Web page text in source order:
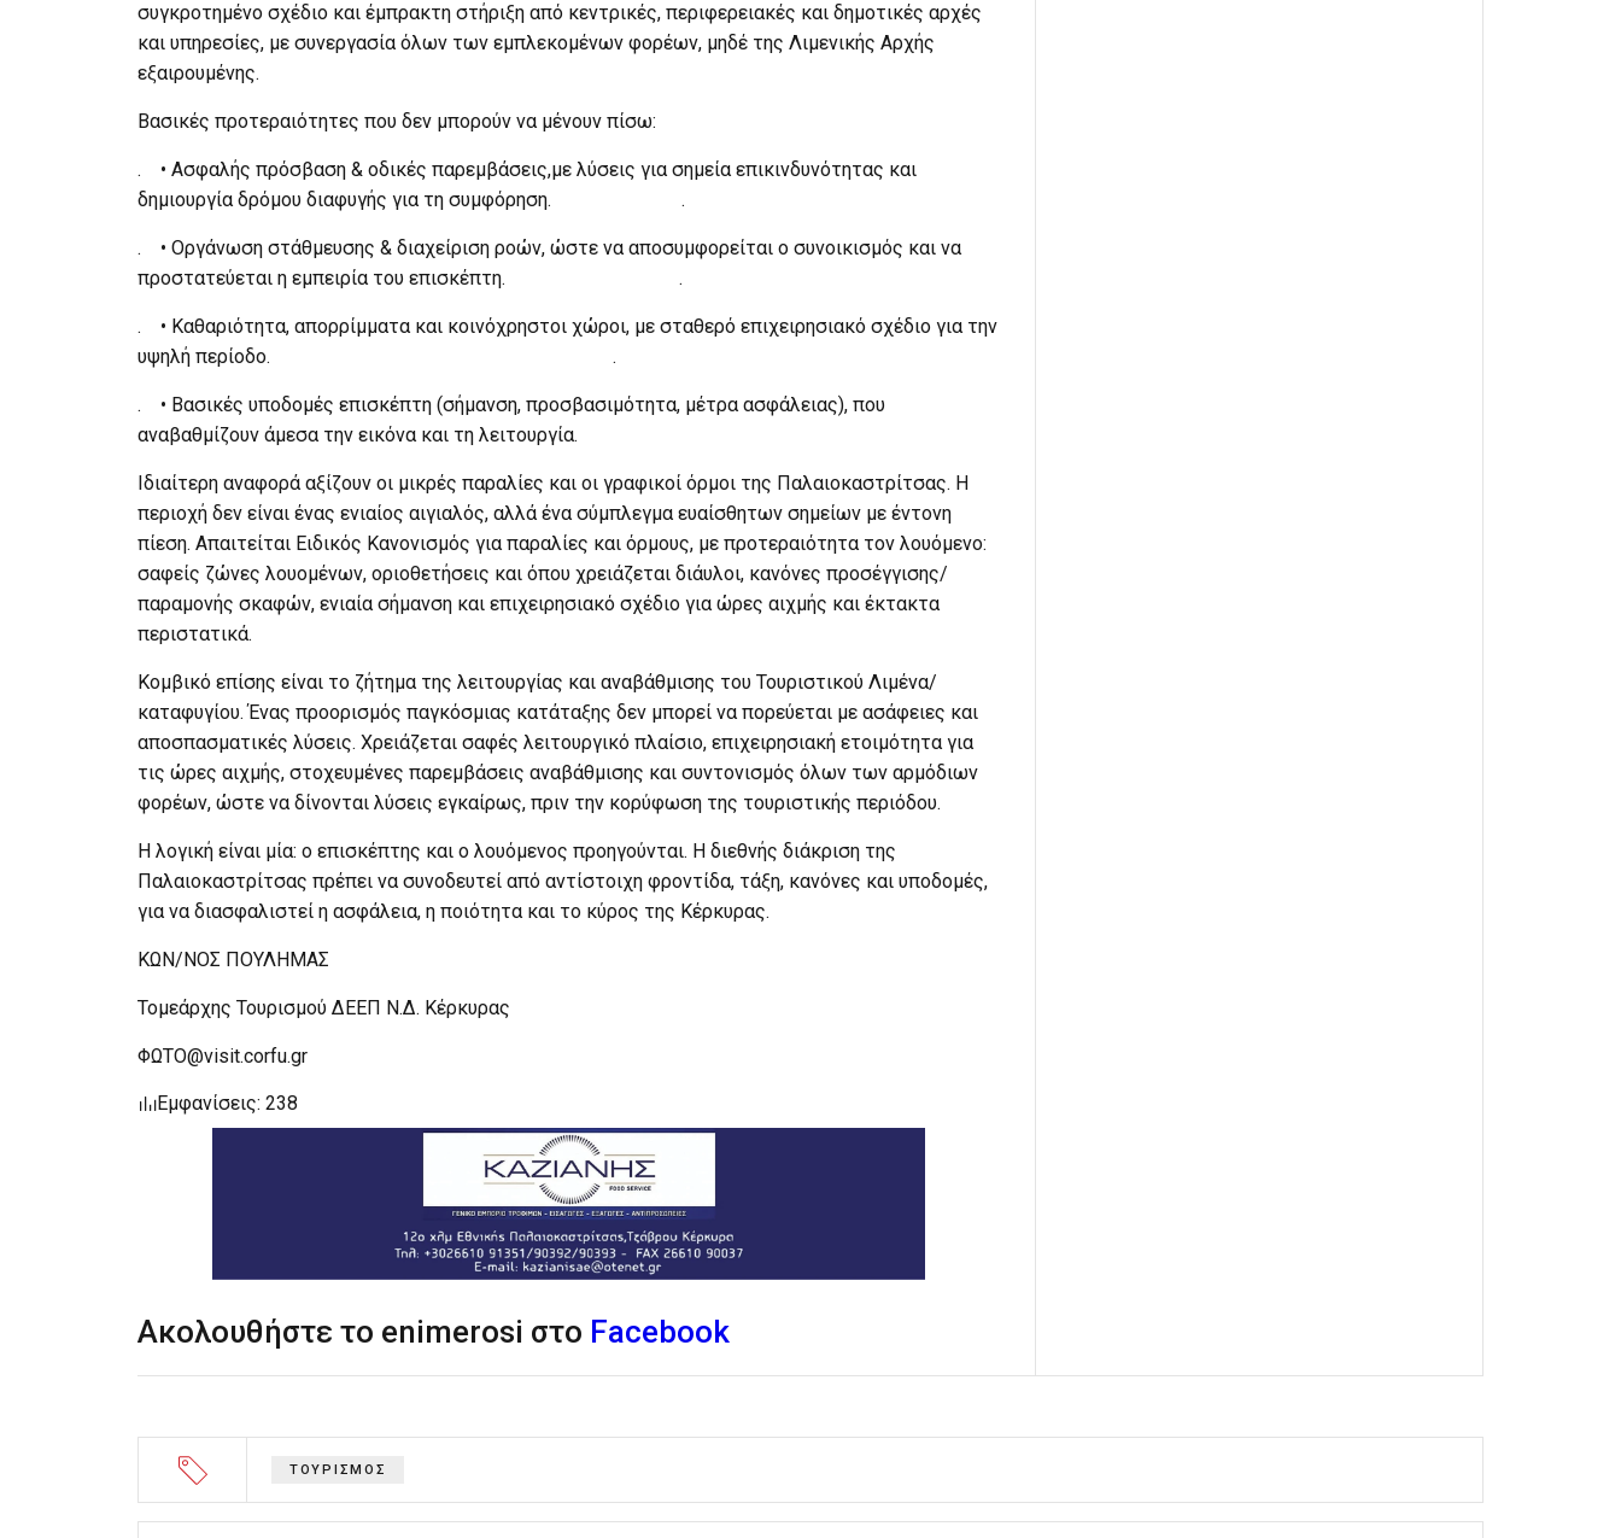
συγκροτημένο σχέδιο και έμπρακτη στήριξη από κεντρικές, περιφερειακές και δημοτικές αρχές
και υπηρεσίες, με συνεργασία όλων των εμπλεκομένων φορέων, μηδέ της Λιμενικής Αρχής
εξαιρουμένης.
Βασικές προτεραιότητες που δεν μπορούν να μένουν πίσω:
. • Ασφαλής πρόσβαση & οδικές παρεμβάσεις,με λύσεις για σημεία επικινδυνότητας και
δημιουργία δρόμου διαφυγής για τη συμφόρηση. .
. • Οργάνωση στάθμευσης & διαχείριση ροών, ώστε να αποσυμφορείται ο συνοικισμός και να
προστατεύεται η εμπειρία του επισκέπτη. .
. • Καθαριότητα, απορρίμματα και κοινόχρηστοι χώροι, με σταθερό επιχειρησιακό σχέδιο για την
υψηλή περίοδο. .
. • Βασικές υποδομές επισκέπτη (σήμανση, προσβασιμότητα, μέτρα ασφάλειας), που
αναβαθμίζουν άμεσα την εικόνα και τη λειτουργία.
Ιδιαίτερη αναφορά αξίζουν οι μικρές παραλίες και οι γραφικοί όρμοι της Παλαιοκαστρίτσας. Η
περιοχή δεν είναι ένας ενιαίος αιγιαλός, αλλά ένα σύμπλεγμα ευαίσθητων σημείων με έντονη
πίεση. Απαιτείται Ειδικός Κανονισμός για παραλίες και όρμους, με προτεραιότητα τον λουόμενο:
σαφείς ζώνες λουομένων, οριοθετήσεις και όπου χρειάζεται διάυλοι, κανόνες προσέγγισης/
παραμονής σκαφών, ενιαία σήμανση και επιχειρησιακό σχέδιο για ώρες αιχμής και έκτακτα
περιστατικά.
Κομβικό επίσης είναι το ζήτημα της λειτουργίας και αναβάθμισης του Τουριστικού Λιμένα/
καταφυγίου. Ένας προορισμός παγκόσμιας κατάταξης δεν μπορεί να πορεύεται με ασάφειες και
αποσπασματικές λύσεις. Χρειάζεται σαφές λειτουργικό πλαίσιο, επιχειρησιακή ετοιμότητα για
τις ώρες αιχμής, στοχευμένες παρεμβάσεις αναβάθμισης και συντονισμός όλων των αρμόδιων
φορέων, ώστε να δίνονται λύσεις εγκαίρως, πριν την κορύφωση της τουριστικής περιόδου.
Η λογική είναι μία: ο επισκέπτης και ο λουόμενος προηγούνται. Η διεθνής διάκριση της
Παλαιοκαστρίτσας πρέπει να συνοδευτεί από αντίστοιχη φροντίδα, τάξη, κανόνες και υποδομές,
για να διασφαλιστεί η ασφάλεια, η ποιότητα και το κύρος της Κέρκυρας.
ΚΩΝ/ΝΟΣ ΠΟΥΛΗΜΑΣ
Τομεάρχης Τουρισμού ΔΕΕΠ Ν.Δ. Κέρκυρας
ΦΩΤΟ@visit.corfu.gr
Εμφανίσεις: 238
Ακολουθήστε το enimerosi στο Facebook
ΤΟΥΡΙΣΜΟΣ